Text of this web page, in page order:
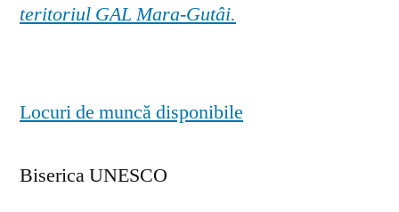
teritoriul GAL Mara-Gutâi.
Locuri de muncă disponibile
Biserica UNESCO